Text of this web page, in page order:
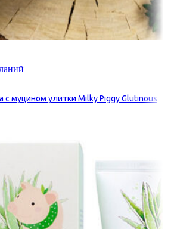
с муцином улитки Milky Piggy Glutinous